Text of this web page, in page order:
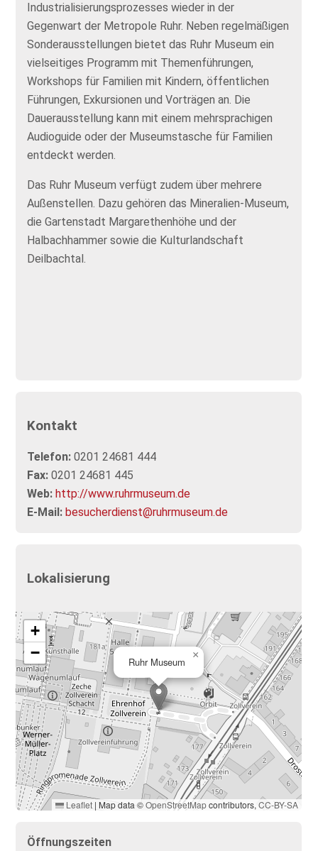
Industrialisierungsprozesses wieder in der
Gegenwart der Metropole Ruhr. Neben regelmäßigen
Sonderausstellungen bietet das Ruhr Museum ein
vielseitiges Programm mit Themenführungen,
Workshops für Familien mit Kindern, öffentlichen
Führungen, Exkursionen und Vorträgen an. Die
Dauerausstellung kann mit einem mehrsprachigen
Audioguide oder der Museumstasche für Familien
entdeckt werden.
Das Ruhr Museum verfügt zudem über mehrere
Außenstellen. Dazu gehören das Mineralien-Museum,
die Gartenstadt Margarethenhöhe und der
Halbachhammer sowie die Kulturlandschaft
Deilbachtal.
Kontakt
Telefon: 0201 24681 444
Fax: 0201 24681 445
Web: http://www.ruhrmuseum.de
E-Mail: besucherdienst@ruhrmuseum.de
Lokalisierung
Ruhr Museum
×
+
−
Leaflet | Map data ©OpenStreetMapcontributors,CC-BY-SA
Öffnungszeiten